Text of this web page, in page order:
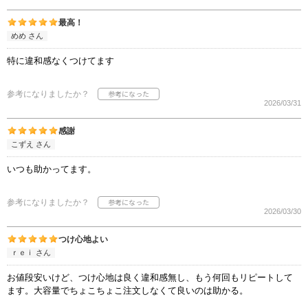
最高！
めめ さん
特に違和感なくつけてます
参考になりましたか？
2026/03/31
感謝
こずえ さん
いつも助かってます。
参考になりましたか？
2026/03/30
つけ心地よい
ｒｅｉ さん
お値段安いけど、つけ心地は良く違和感無し、もう何回もリピートして
ます。大容量でちょこちょこ注文しなくて良いのは助かる。